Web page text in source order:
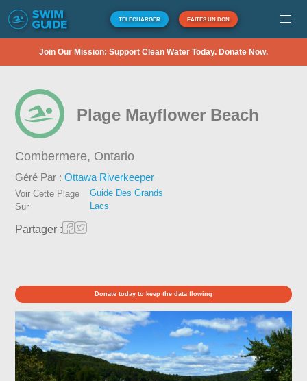
TÉLÉCHARGER FAITES UN DON
Join Our Mission: Support Clean Water Today. Donate Now.
Plage Mayflower Beach
Combermere, Ontario
Géré Par :Ottawa Riverkeeper
Voir Cette Plage
Sur
Guide Des Grands
Lacs
Partager :
Donate today to keep the data flowing